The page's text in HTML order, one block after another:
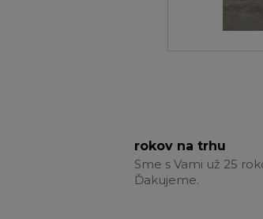
rokov na trhu
Sme s Vami už 25
Ďakujeme.